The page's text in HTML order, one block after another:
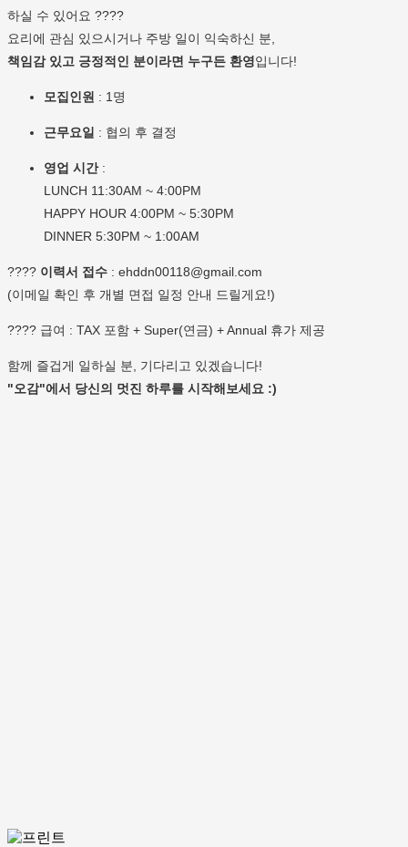
하실 수 있어요 ????
요리에 관심 있으시거나 주방 일이 익숙하신 분,
책임감 있고 긍정적인 분이라면 누구든 환영입니다!
모집인원 : 1명
근무요일 : 협의 후 결정
영업 시간:
LUNCH 11:30AM ~ 4:00PM
HAPPY HOUR 4:00PM ~ 5:30PM
DINNER 5:30PM ~ 1:00AM
???? 이력서 접수 : ehddn00118@gmail.com
(이메일 확인 후 개별 면접 일정 안내 드릴게요!)
???? 급여 : TAX 포함 + Super(연금) + Annual 휴가 제공
함께 즐겁게 일하실 분, 기다리고 있겠습니다!
"오감"에서 당신의 멋진 하루를 시작해보세요 :)